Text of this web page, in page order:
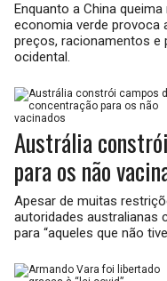
Enquanto a China
economia verde provoca
preços, racionamentos e
ocidental.
Austrália
para os não
Apesar de muitas
autoridades australianas
para “aqueles que não